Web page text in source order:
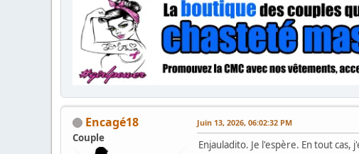
Encagé18
Couple
Juin 13, 2026, 06:02:32 PM
Enjauladito. Je l'espère. En tout cas,